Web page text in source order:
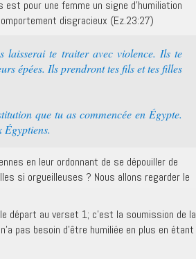
pour une femme un signe d’humiliation
disgracieux (Ez.23:27)
laisserai te traiter avec violence. Ils te
épées. Ils prendront tes fils et tes filles
que tu as commencée en Égypte.
Égyptiens.
en leur ordonnant de se dépouiller de
si orgueilleuses ? Nous allons regarder le
départ au verset 1; c’est la soumission de la
pas besoin d’être humiliée en plus en étant